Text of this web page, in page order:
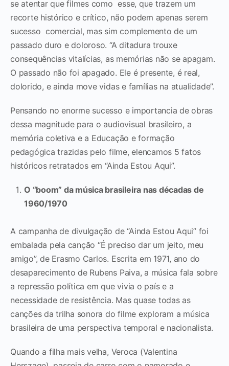
se atentar que filmes como esse, que trazem um
recorte histórico e crítico, não podem apenas serem
sucesso comercial, mas sim complemento de um
passado duro e doloroso. “A ditadura trouxe
consequências vitalícias, as memórias não se apagam.
O passado não foi apagado. Ele é presente, é real,
dolorido, e ainda move vidas e famílias na atualidade”.
Pensando no enorme sucesso e importancia de obras
dessa magnitude para o audiovisual brasileiro, a
memória coletiva e a Educação e formação
pedagógica trazidas pelo filme, elencamos 5 fatos
históricos retratados em “Ainda Estou Aqui”.
O “boom” da música brasileira nas décadas de
1960/1970
A campanha de divulgação de “Ainda Estou Aqui” foi
embalada pela canção “É preciso dar um jeito, meu
amigo”, de Erasmo Carlos. Escrita em 1971, ano do
desaparecimento de Rubens Paiva, a música fala sobre
a repressão política em que vivia o país e a
necessidade de resistência. Mas quase todas as
canções da trilha sonora do filme exploram a música
brasileira de uma perspectiva temporal e nacionalista.
Quando a filha mais velha, Veroca (Valentina